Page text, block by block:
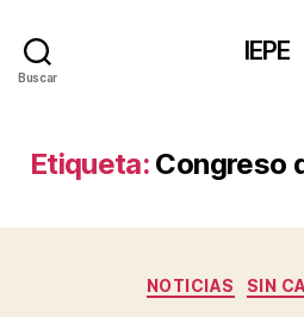
Buscar
IEPE
Etiqueta: Congreso
NOTICIAS SIN